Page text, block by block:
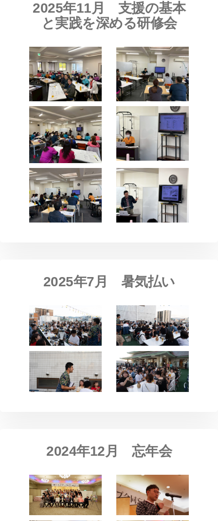
2025年11月 支援の基本
と実践を深める研修会
2025年7月 暑気払い
2024年12月 忘年会